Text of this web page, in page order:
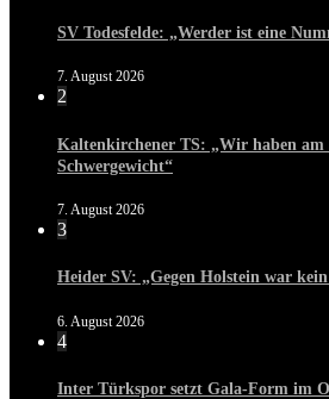
SV Todesfelde: „Werder ist eine
7. August 2026
2
Kaltenkirchener TS: „Wir haben am
Schwergewicht“
7. August 2026
3
Heider SV: „Gegen Holstein war
6. August 2026
4
Inter Türkspor setzt Gala-Form im